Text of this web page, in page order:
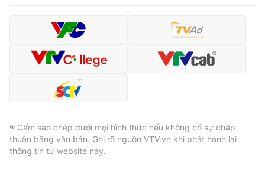
® Cấm sao chép dưới mọi hình thức nếu không có sự chấp
thuận bằng văn bản. Ghi rõ nguồn VTV.vn khi phát hành lại
thông tin từ website này.